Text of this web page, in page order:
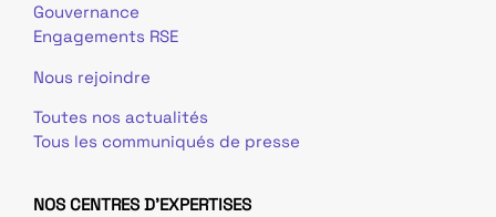
Gouvernance
Engagements RSE
Nous rejoindre
Toutes nos actualités
Tous les communiqués de presse
NOS CENTRES D'EXPERTISES